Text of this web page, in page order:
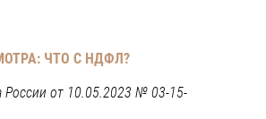
ЧТО С НДФЛ?
от 10.05.2023 № 03-15-